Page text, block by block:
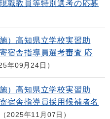
職教員等特別選考の応募
）高知県立学校実習助
宿舎指導員選考審査 応
年09月24日
）高知県立学校実習助
宿舎指導員採用候補者名
2025年11月07日